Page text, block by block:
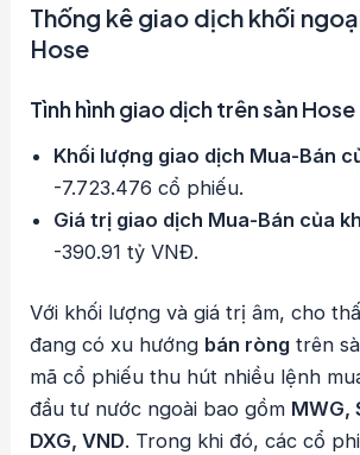
Thống kê giao dịch khối
Hose
Tình hình giao dịch trên sàn Hose
Khối lượng giao dịch Mua-Bán
-7.723.476 cổ phiếu.
Giá trị giao dịch Mua-Bán của
-390.91 tỷ VNĐ.
Với khối lượng và giá trị âm, cho
đang có xu hướng bán ròng trên
mã cổ phiếu thu hút nhiều lệnh
đầu tư nước ngoài bao gồm MWG,
DXG, VND. Trong khi đó, các cổ